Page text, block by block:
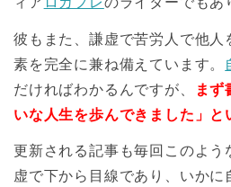
彼もまた、謙虚で苦労人で他
素を完全に兼ね備えています。
だければわかるんですが、
まず
いな人生を歩んできました」と
更新される記事も毎回このよ
虚で下から目線であり、いかに